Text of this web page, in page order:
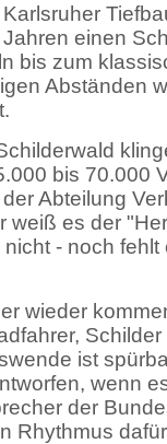
einen
bis zum
Abständen
bis 70.000
Abteilung
weiß es der
- noch
wieder
ist
wenn
der
Rhythmus